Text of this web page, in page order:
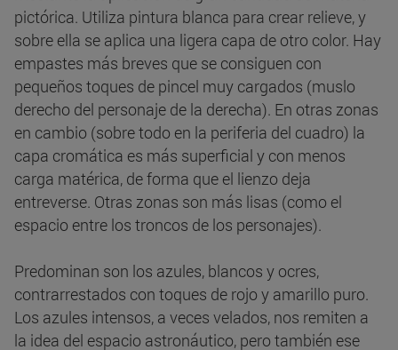
pictórica. Utiliza pintura blanca para crear relieve, y
sobre ella se aplica una ligera capa de otro color. Hay
empastes más breves que se consiguen con
pequeños toques de pincel muy cargados (muslo
derecho del personaje de la derecha). En otras zonas
en cambio (sobre todo en la periferia del cuadro) la
capa cromática es más superficial y con menos
carga matérica, de forma que el lienzo deja
entreverse. Otras zonas son más lisas (como el
espacio entre los troncos de los personajes).
Predominan son los azules, blancos y ocres,
contrarrestados con toques de rojo y amarillo puro.
Los azules intensos, a veces velados, nos remiten a
la idea del espacio astronáutico, pero también ese